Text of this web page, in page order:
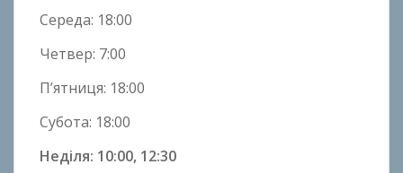
Середа: 18:00
Четвер: 7:00
П’ятниця: 18:00
Субота: 18:00
Неділя: 10:00, 12:30